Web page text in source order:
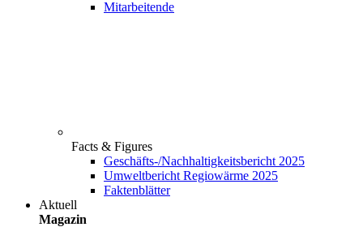
Mitarbeitende
Facts & Figures
Geschäfts-/Nachhaltigkeitsbericht 2025
Umweltbericht Regiowärme 2025
Faktenblätter
Aktuell
Magazin